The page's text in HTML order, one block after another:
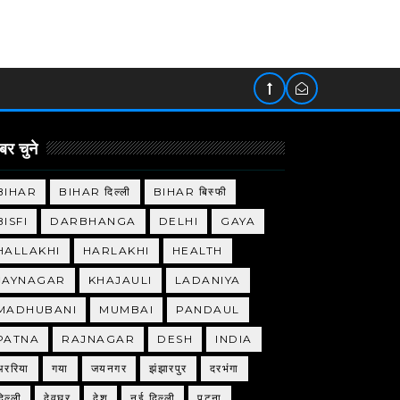
चुने
BIHAR दिल्ली BIHAR बिस्फी
DARBHANGA DELHI GAYA
HARLAKHI HEALTH
KHAJAULI LADANIYA
MUMBAI PANDAUL
RAJNAGAR DESH INDIA
गया जयनगर झंझारपुर दरभंगा